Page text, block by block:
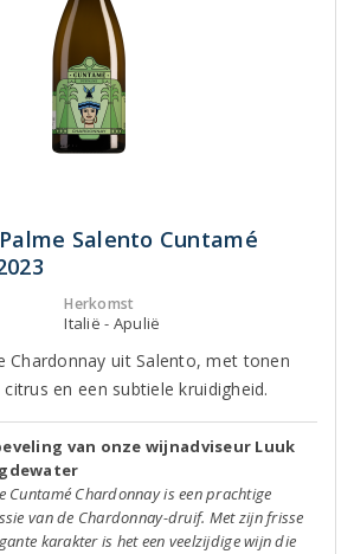
Salento Cuntamé
Herkomst
Italië - Apulië
Chardonnay uit Salento, met tonen
en een subtiele kruidigheid.
van onze wijnadviseur Luuk
Cuntamé Chardonnay is een prachtige
van de Chardonnay-druif. Met zijn frisse
karakter is het een veelzijdige wijn die